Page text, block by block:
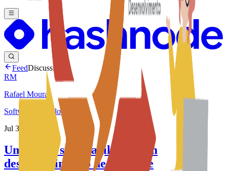
FeedDiscussion
RM
Rafael Moura
Softwarer Developer
Jul 30, 2024
Um pouco sobre agilidade em
desenvolvimento de software